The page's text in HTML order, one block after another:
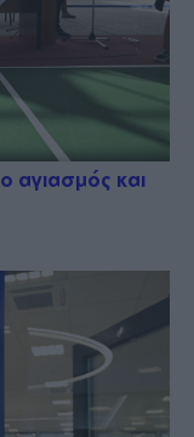
αγιασμός και